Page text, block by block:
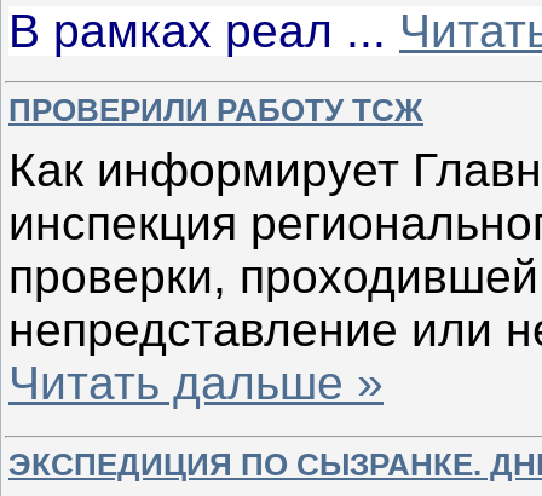
В рамках реал ...
ПРОВЕРИЛИ РАБОТУ ТСЖ
Как информирует
инспекция
проверки,
непредставление или
Читать дальше »
ЭКСПЕДИЦИЯ ПО СЫЗРАНКЕ.